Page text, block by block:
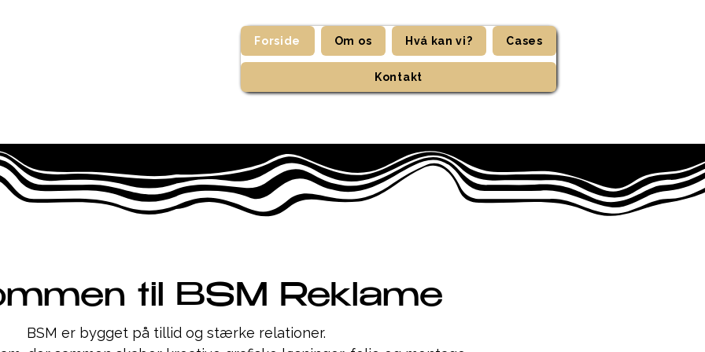
Forside Om os Hvá kan vi? Cases
Kontakt
til BSM Reklame
BSM er bygget på tillid og stærke relationer.